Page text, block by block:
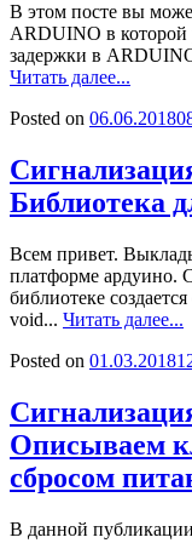
В этом посте вы
ARDUINO в которой
задержки в
Читать далее...
Posted on 06.06.2018
Библиотека
Всем привет.
платформе ардуино.
библиотеке
void... Читать далее...
Posted on 01.03.2018
Описываем
сбросом
В данной